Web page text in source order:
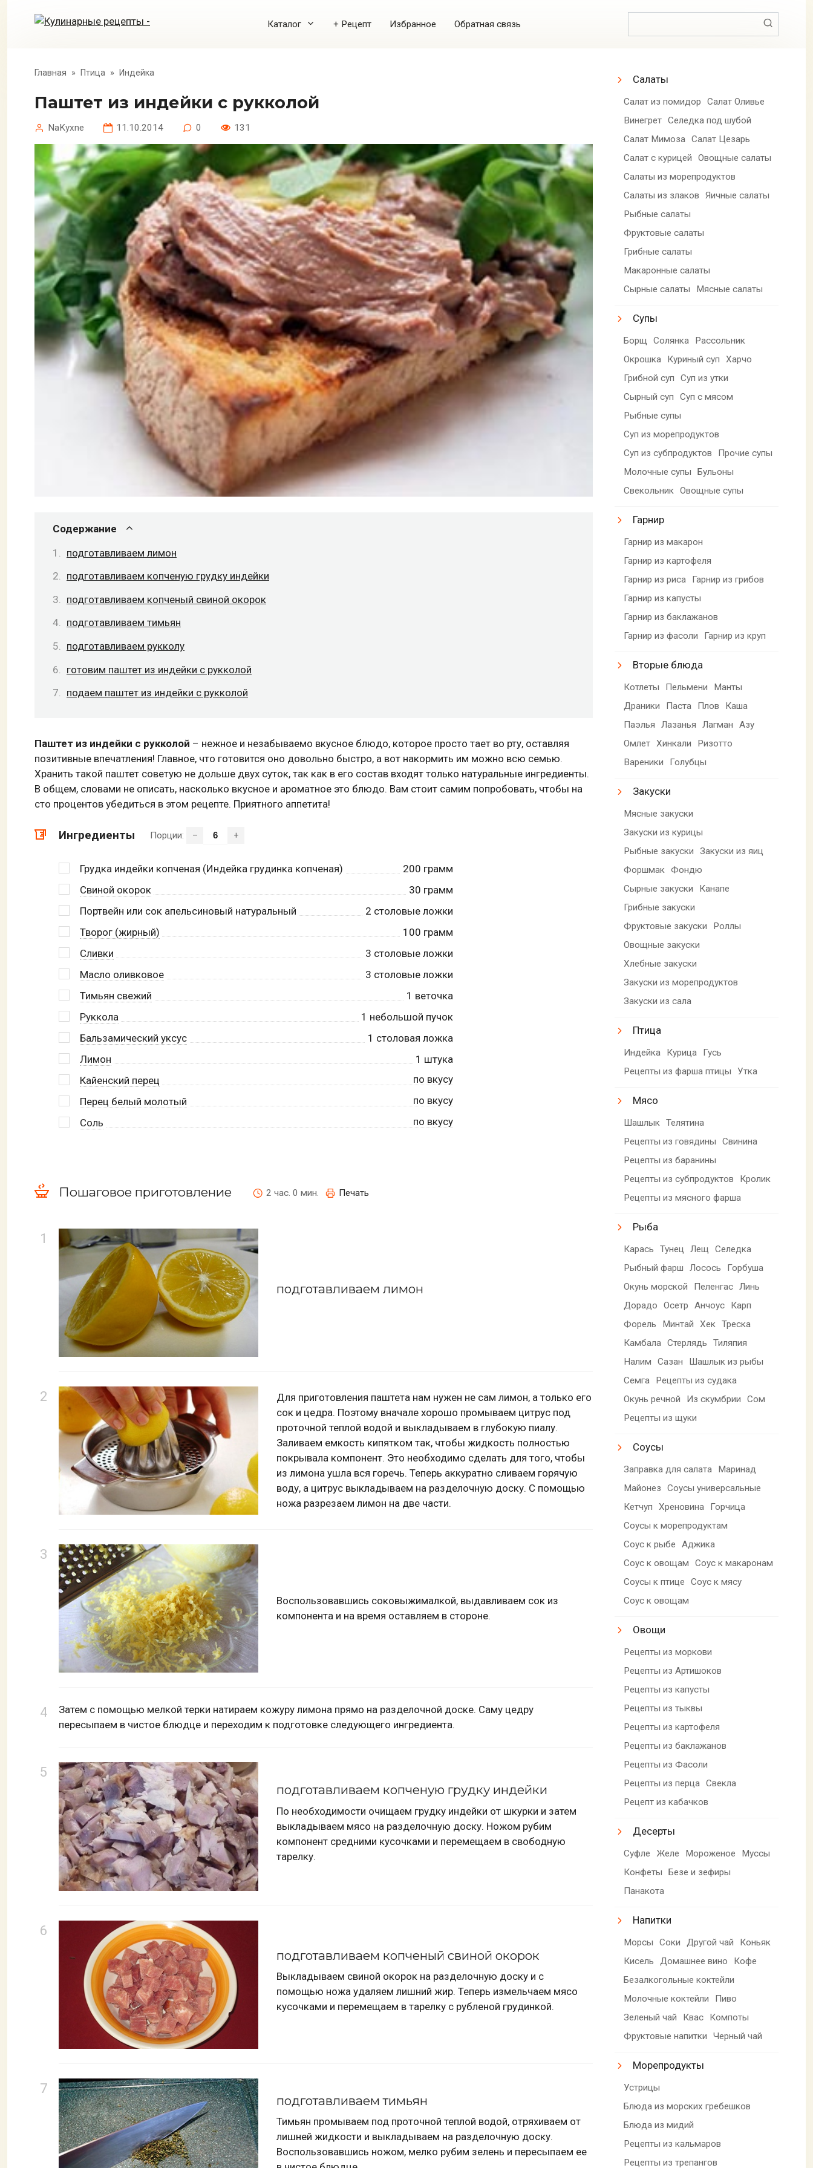
Каталог + Рецепт Избранное Обратная связь
Главная » Птица » Индейка
Паштет из индейки с рукколой
NaKyxne 11.10.2014 0 131
Содержание
подготавливаем лимон
подготавливаем копченую грудку индейки
подготавливаем копченый свиной окорок
подготавливаем тимьян
подготавливаем рукколу
готовим паштет из индейки с рукколой
подаем паштет из индейки с рукколой
Паштет из индейки с рукколой – нежное и незабываемо вкусное блюдо, которое просто тает во рту, оставляя
позитивные впечатления! Главное, что готовится оно довольно быстро, а вот накормить им можно всю семью.
Хранить такой паштет советую не дольше двух суток, так как в его состав входят только натуральные ингредиенты.
В общем, словами не описать, насколько вкусное и ароматное это блюдо. Вам стоит самим попробовать, чтобы на
сто процентов убедиться в этом рецепте. Приятного аппетита!
Ингредиенты Порции: – +
Грудка индейки копченая (Индейка грудинка копченая) 200 грамм
Свиной окорок
30 грамм
Портвейн или сок апельсиновый натуральный
2 столовые ложки
Творог (жирный)
100 грамм
Сливки
3 столовые ложки
Масло оливковое
3 столовые ложки
Тимьян свежий
1 веточка
Руккола
1 небольшой пучок
Бальзамический уксус
1 столовая ложка
Лимон
1 штука
Кайенский перец
по вкусу
Перец белый молотый
по вкусу
Соль
по вкусу
Пошаговое приготовление 2 час. 0 мин. Печать
подготавливаем лимон
Для приготовления паштета нам нужен не сам лимон, а только его
сок и цедра. Поэтому вначале хорошо промываем цитрус под
проточной теплой водой и выкладываем в глубокую пиалу.
Заливаем емкость кипятком так, чтобы жидкость полностью
покрывала компонент. Это необходимо сделать для того, чтобы
из лимона ушла вся горечь. Теперь аккуратно сливаем горячую
воду, а цитрус выкладываем на разделочную доску. С помощью
ножа разрезаем лимон на две части.
Воспользовавшись соковыжималкой, выдавливаем сок из
компонента и на время оставляем в стороне.
Затем с помощью мелкой терки натираем кожуру лимона прямо на разделочной доске. Саму цедру
пересыпаем в чистое блюдце и переходим к подготовке следующего ингредиента.
подготавливаем копченую грудку индейки
По необходимости очищаем грудку индейки от шкурки и затем
выкладываем мясо на разделочную доску. Ножом рубим
компонент средними кусочками и перемещаем в свободную
тарелку.
подготавливаем копченый свиной окорок
Выкладываем свиной окорок на разделочную доску и с
помощью ножа удаляем лишний жир. Теперь измельчаем мясо
кусочками и перемещаем в тарелку с рубленой грудинкой.
подготавливаем тимьян
Тимьян промываем под проточной теплой водой, отряхиваем от
лишней жидкости и выкладываем на разделочную доску.
Воспользовавшись ножом, мелко рубим зелень и пересыпаем ее
Салаты
Салат из помидор
Салат Оливье
Винегрет Селедка под шубой
Салат Мимоза Салат Цезарь
Салат с курицей
Овощные салаты
Салаты из морепродуктов
Салаты из злаков
Яичные салаты
Рыбные салаты
Фруктовые салаты
Грибные салаты
Макаронные салаты
Сырные салаты
Мясные салаты
Супы
Борщ Солянка
Рассольник
Окрошка
Куриный суп
Харчо
Грибной суп
Суп из утки
Сырный суп
Суп с мясом
Рыбные супы
Суп из морепродуктов
Суп из субпродуктов
Прочие супы
Молочные супы
Бульоны
Свекольник Овощные супы
Гарнир
Гарнир из макарон
Гарнир из картофеля
Гарнир из риса
Гарнир из грибов
Гарнир из капусты
Гарнир из баклажанов
Гарнир из фасоли
Гарнир из круп
Вторые блюда
Котлеты Пельмени
Манты
Драники
Паста Плов
Каша
Паэлья
Лазанья Лагман
Азу
Омлет Хинкали
Ризотто
Вареники
Голубцы
Закуски
Мясные закуски
Закуски из курицы
Рыбные закуски
Закуски из яиц
Форшмак Фондю
Сырные закуски
Канапе
Грибные закуски
Фруктовые закуски
Роллы
Овощные закуски
Хлебные закуски
Закуски из морепродуктов
Закуски из сала
Птица
Индейка Курица
Гусь
Рецепты из фарша птицы
Утка
Мясо
Шашлык Телятина
Рецепты из говядины
Свинина
Рецепты из баранины
Рецепты из субпродуктов
Кролик
Рецепты из мясного фарша
Рыба
Карась Тунец Лещ
Селедка
Рыбный фарш
Лосось
Горбуша
Окунь морской
Пеленгас Линь
Дорадо
Осетр Анчоус
Карп
Форель
Минтай Хек Треска
Камбала Стерлядь
Тиляпия
Налим
Сазан
Шашлык из рыбы
Семга
Рецепты из судака
Окунь речной
Из скумбрии
Сом
Рецепты из щуки
Соусы
Заправка для салата
Маринад
Майонез
Соусы универсальные
Кетчуп
Хреновина
Горчица
Соусы к морепродуктам
Соус к рыбе
Аджика
Соус к овощам
Соус к макаронам
Соусы к птице
Соус к мясу
Соус к овощам
Овощи
Рецепты из моркови
Рецепты из Артишоков
Рецепты из капусты
Рецепты из тыквы
Рецепты из картофеля
Рецепты из баклажанов
Рецепты из Фасоли
Рецепты из перца Свекла
Рецепт из кабачков
Десерты
Суфле Желе Мороженое
Муссы
Конфеты
Безе и зефиры
Панакота
Напитки
Морсы Соки Другой чай
Коньяк
Кисель
Домашнее вино
Кофе
Безалкогольные коктейли
Молочные коктейли
Пиво
Зеленый чай
Квас
Компоты
Фруктовые напитки
Черный чай
Морепродукты
Устрицы
Блюда из морских гребешков
Блюда из мидий
Рецепты из кальмаров
Рецепты из трепангов